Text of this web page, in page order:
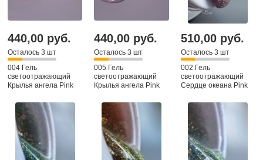
440,00 руб.
Осталось 3 шт
004 Гель
светоотражающий
Крылья ангела Pink
440,00 руб.
Осталось 3 шт
005 Гель
светоотражающий
Крылья ангела Pink
510,00 руб.
Осталось 3 шт
002 Гель
светоотражающий
Сердце океана Pink